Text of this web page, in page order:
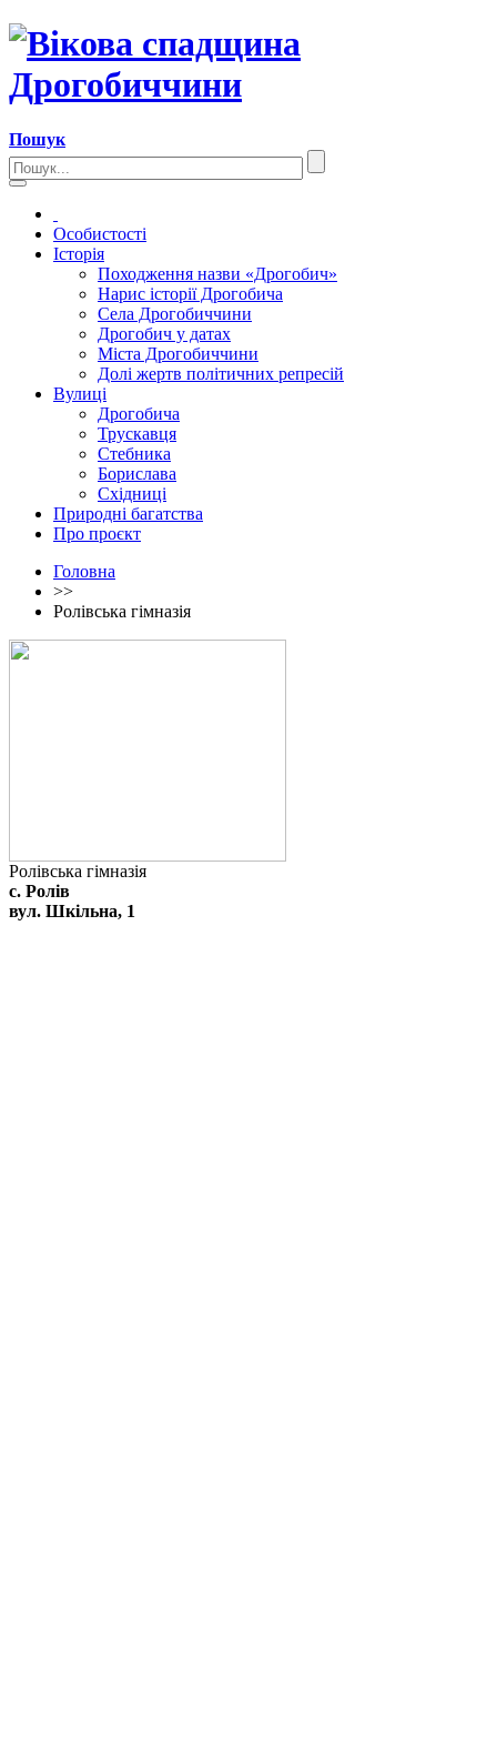
Пошук
Особистості
Історія
Походження назви «Дрогобич»
Нарис історії Дрогобича
Села Дрогобиччини
Дрогобич у датах
Міста Дрогобиччини
Долі жертв політичних репресій
Вулиці
Дрогобича
Трускавця
Стебника
Борислава
Східниці
Природні багатства
Про проєкт
Головна
>>
Ролівська гімназія
Ролівська гімназія
с. Ролів
вул. Шкільна, 1